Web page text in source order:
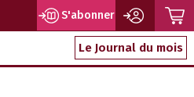
S'abonner
Le Journal du mois